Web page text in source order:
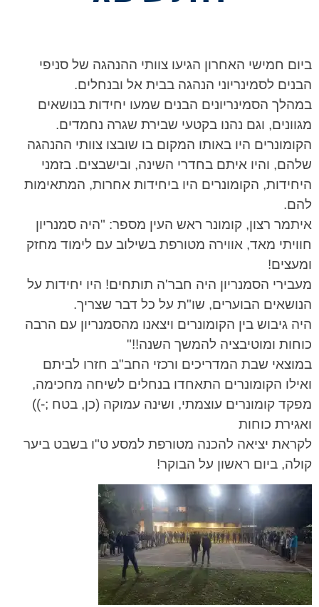
ביום חמישי האחרון הגיעו צוותי ההנהגה של סניפי
הבנים לסמינריוני הנהגה בבית אל ובנחלים.
במהלך הסמינריונים הבנים שמעו יחידות בנושאים
מגוונים, וגם נהנו בקטעי שבירת שגרה נחמדים.
הקומונרים היו באותו המקום בו שובצו צוותי ההנהגה
שלהם, והיו איתם בחדרי השינה, ובישבצים. בזמני
היחידות, הקומונרים היו ביחידות אחרות, המתאימות
להם.
איתמר רצון, קומונר ראש העין מספר: "היה סמנריון
חוויתי מאד, אווירה מטורפת בשילוב עם לימוד מחזק
ומעצים!
מעבירי הסמנריון היה חבר'ה תותחים! היו יחידות על
הנושאים הבוערים, שו"ת על כל דבר שצריך.
היה גיבוש בין הקומונרים ויצאנו מהסמנריון עם הרבה
כוחות ומוטיבציה להמשך השנה!!"
במוצאי שבת המדריכים ורכזי החב"ב חזרו לביתם
ואילו הקומונרים התאחדו בנחלים לשיחה מחכימה,
מפקד קומונרים עוצמתי, ושינה עמוקה (כן, בטח ;-))
ואגירת כוחות
לקראת יציאה להכנה מטורפת למסע ט"ו בשבט ביער
קולה, ביום ראשון על הבוקר!